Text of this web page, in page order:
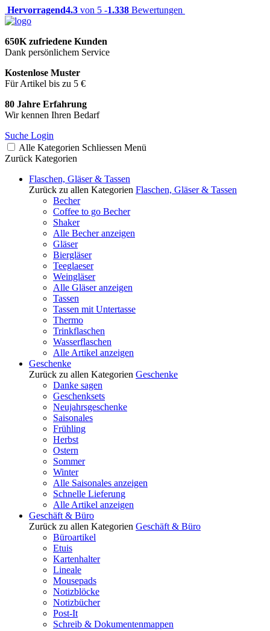
Hervorragend4.3 von 5 -1.338 Bewertungen
650K zufriedene Kunden
Dank persönlichem Service
Kostenlose Muster
Für Artikel bis zu 5 €
80 Jahre Erfahrung
Wir kennen Ihren Bedarf
Suche Login
Alle Kategorien Schliessen Menü
Zurück Kategorien
Flaschen, Gläser & Tassen
Zurück zu allen Kategorien Flaschen, Gläser & Tassen
Becher
Coffee to go Becher
Shaker
Alle Becher anzeigen
Gläser
Biergläser
Teeglaeser
Weingläser
Alle Gläser anzeigen
Tassen
Tassen mit Untertasse
Thermo
Trinkflaschen
Wasserflaschen
Alle Artikel anzeigen
Geschenke
Zurück zu allen Kategorien Geschenke
Danke sagen
Geschenksets
Neujahrsgeschenke
Saisonales
Frühling
Herbst
Ostern
Sommer
Winter
Alle Saisonales anzeigen
Schnelle Lieferung
Alle Artikel anzeigen
Geschäft & Büro
Zurück zu allen Kategorien Geschäft & Büro
Büroartikel
Etuis
Kartenhalter
Lineale
Mousepads
Notizblöcke
Notizbücher
Post-It
Schreib & Dokumentenmappen